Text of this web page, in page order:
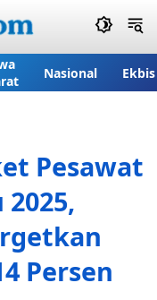
Nasional Ekbis
Pesawat
Persen